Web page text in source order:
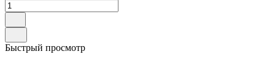
Быстрый просмотр